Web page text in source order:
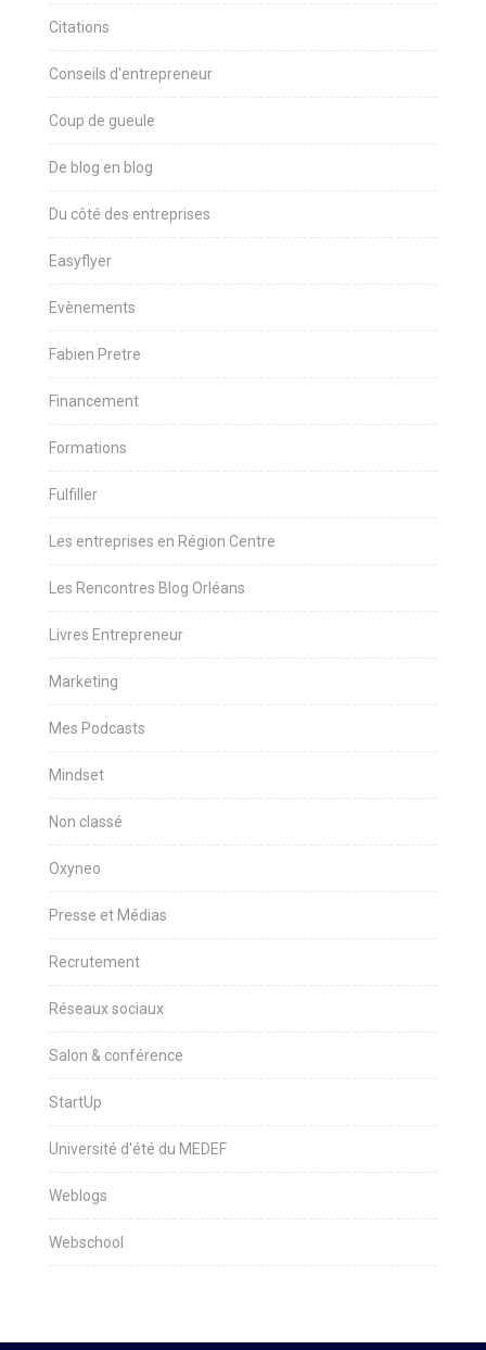
Citations
Conseils d'entrepreneur
Coup de gueule
De blog en blog
Du côté des entreprises
Easyflyer
Evènements
Fabien Pretre
Financement
Formations
Fulfiller
Les entreprises en Région Centre
Les Rencontres Blog Orléans
Livres Entrepreneur
Marketing
Mes Podcasts
Mindset
Non classé
Oxyneo
Presse et Médias
Recrutement
Réseaux sociaux
Salon & conférence
StartUp
Université d'été du MEDEF
Weblogs
Webschool